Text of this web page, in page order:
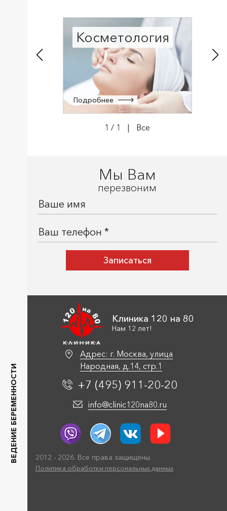
ВЕДЕНИЕ БЕРЕМЕННОСТИ
Косметология
Подробнее
1 / 1 | Все
Мы Вам
перезвоним
Клиника 120 на 80
Нам 12 лет!
Адрес: г. Москва, улица
Народная, д.14, стр.1
+7 (495) 911 -20-20
info@clinic120na80.ru
2012 - 2026. Все права защищены.
Политика обработки персональных данных